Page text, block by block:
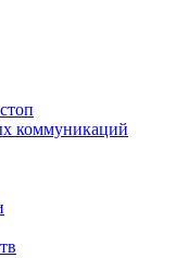
коммуникаций